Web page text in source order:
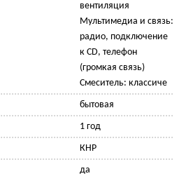
вентиляция
Мультимедиа и связь:
радио, подключение
к CD, телефон
(громкая связь)
Смеситель: классиче
бытовая
1 год
КНР
да